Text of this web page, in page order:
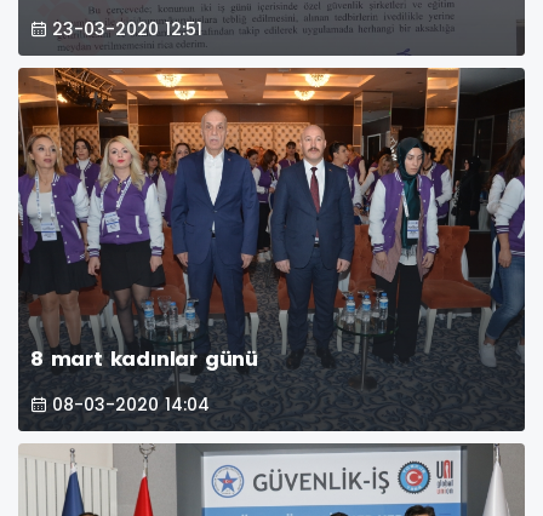
23-03-2020 12:51
8 mart kadınlar günü
08-03-2020 14:04